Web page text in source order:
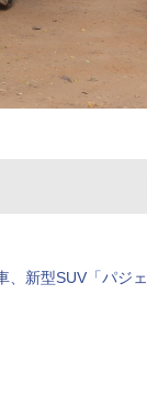
、新型SUV「パジ